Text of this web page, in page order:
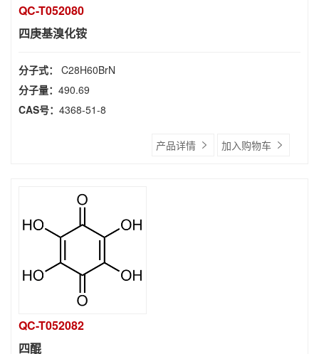
QC-T052080
四庚基溴化铵
分子式： C28H60BrN
分子量： 490.69
CAS号： 4368-51-8
产品详情 加入购物车
QC-T052082
四醌